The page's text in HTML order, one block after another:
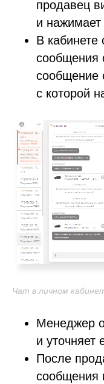
продавец
и нажимает
В кабинете
сообщения
сообщение
с которой
Чат в личном
Менеджер
и уточняет
После
сообщения